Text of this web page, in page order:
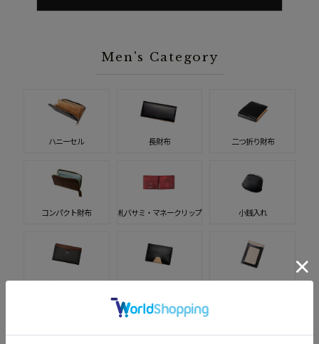
Men's Category
ハニーセル 長財布 二つ折り財布
コンパクト財布 札バサミ・マネークリップ 小銭入れ
名刺入れ カードケース パスケース